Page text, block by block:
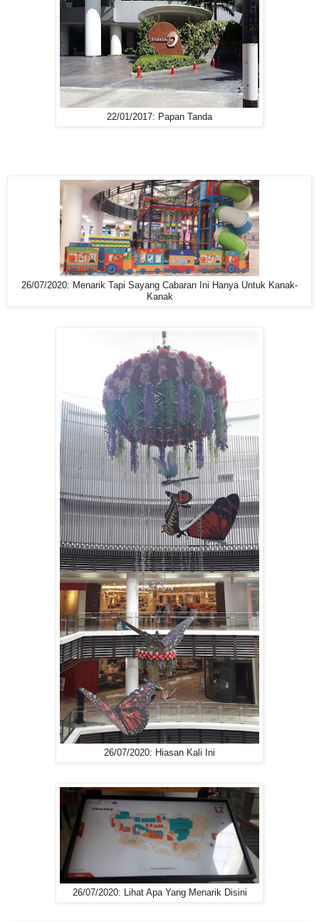
22/01/2017: Papan Tanda
26/07/2020: Menarik Tapi Sayang Cabaran Ini Hanya Untuk Kanak-
Kanak
26/07/2020: Hiasan Kali Ini
26/07/2020: Lihat Apa Yang Menarik Disini